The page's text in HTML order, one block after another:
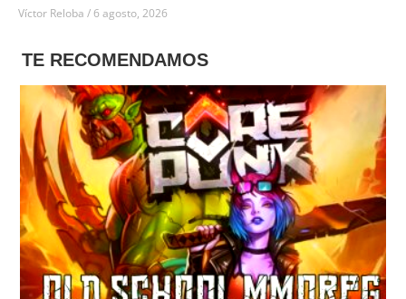
Víctor Reloba 6 agosto, 2026
TE RECOMENDAMOS